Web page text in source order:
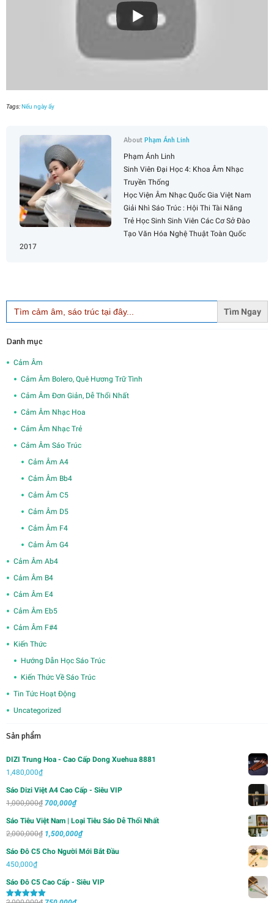
Tags:Nếu ngày ấy
AboutPhạm Ánh Linh
Phạm Ánh Linh
Sinh Viên Đại Học 4: Khoa Âm Nhạc
Truyền Thống
Học Viện Âm Nhạc Quốc Gia Việt Nam
Giải Nhì Sáo Trúc : Hội Thi Tài Năng
Trẻ Học Sinh Sinh Viên Các Cơ Sở Đào
Tạo Văn Hóa Nghệ Thuật Toàn Quốc
2017
Search
for:
Danh mục
Cảm Âm
Cảm Âm Bolero, Quê Hương Trữ Tình
Cảm Âm Đơn Giản, Dễ Thổi Nhất
Cảm Âm Nhạc Hoa
Cảm Âm Nhạc Trẻ
Cảm Âm Sáo Trúc
Cảm Âm A4
Cảm Âm Bb4
Cảm Âm C5
Cảm Âm D5
Cảm Âm F4
Cảm Âm G4
Cảm Âm Ab4
Cảm Âm B4
Cảm Âm E4
Cảm Âm Eb5
Cảm Âm F#4
Kiến Thức
Hướng Dẫn Học Sáo Trúc
Kiến Thức Về Sáo Trúc
Tin Tức Hoạt Động
Uncategorized
Sản phẩm
DIZI Trung Hoa - Cao Cấp Dong Xuehua 8881
1,480,000₫
Sáo Dizi Việt A4 Cao Cấp - Siêu VIP
1,000,000₫ Giá
là:
1,000,000₫.
700,000₫Giá
là:
700,000₫.
Sáo Tiêu Việt Nam | Loại Tiêu Sáo Dễ Thổi Nhất
2,000,000₫ Giá
1,500,000₫Giá
1,500,000₫.
Sáo Đô C5 Cho Người Mới Bắt Đầu
450,000₫
Sáo Đô C5 Cao Cấp - Siêu VIP